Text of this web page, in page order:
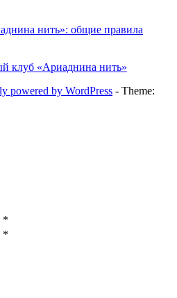
нить»: общие правила
клуб «Ариаднина нить»
powered by WordPress - Theme:
*
*